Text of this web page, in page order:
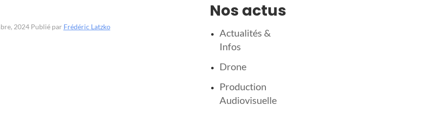
2024 Publié par Frédéric Latzko
Nos actus
Actualités &
Infos
Drone
Production
Audiovisuelle